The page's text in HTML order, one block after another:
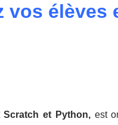
vos élèves
Scratch et Python,est